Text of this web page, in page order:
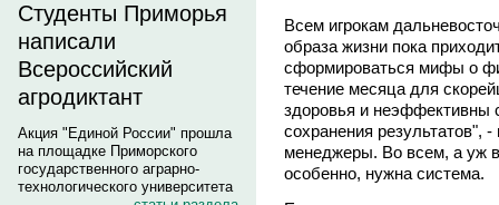
Студенты Приморья
написали
Всероссийский
агродиктант
Акция "Единой России" прошла
на площадке Приморского
государственного аграрно-
технологического университета
Всем игрокам
образа жизни пока
сформироваться мифы о
течение месяца для
здоровья и неэффективны
сохранения результатов",
менеджеры. Во всем, а уж
особенно, нужна система.